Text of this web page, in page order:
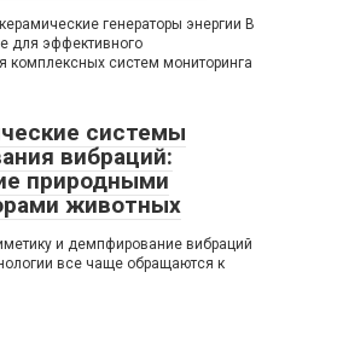
генераторы энергии В
для эффективного
комплексных систем мониторинга
системы
вибраций:
природными
животных
и демпфирование вибраций
все чаще обращаются к